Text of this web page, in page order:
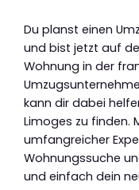
Du planst einen
und bist jetzt auf
Wohnung in der
kann dir dabei
Limoges zu finden.
umfangreicher
Wohnungssuche
und einfach dein